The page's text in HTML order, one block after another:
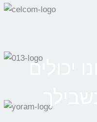
יכולים